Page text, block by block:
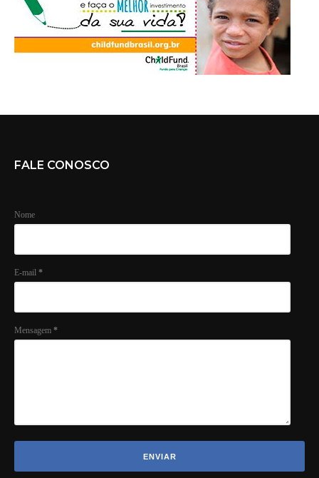
FALE CONOSCO
Nome
E-mail *
Mensagem *